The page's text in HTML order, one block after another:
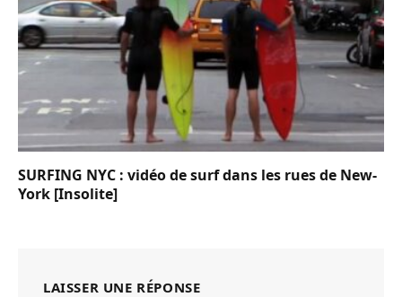
SURFING NYC : vidéo de surf dans les rues de New-
York [Insolite]
LAISSER UNE RÉPONSE